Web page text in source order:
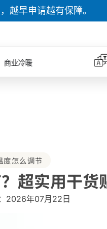
越早申请越有保障。
商业冷暖
度怎么调节
超实用干货
2026年07月22日